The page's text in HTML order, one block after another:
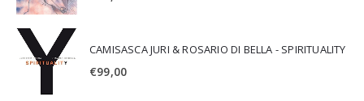
CAMISASCA JURI & ROSARIO DI BELLA - SPIRITUALITY
€99,00